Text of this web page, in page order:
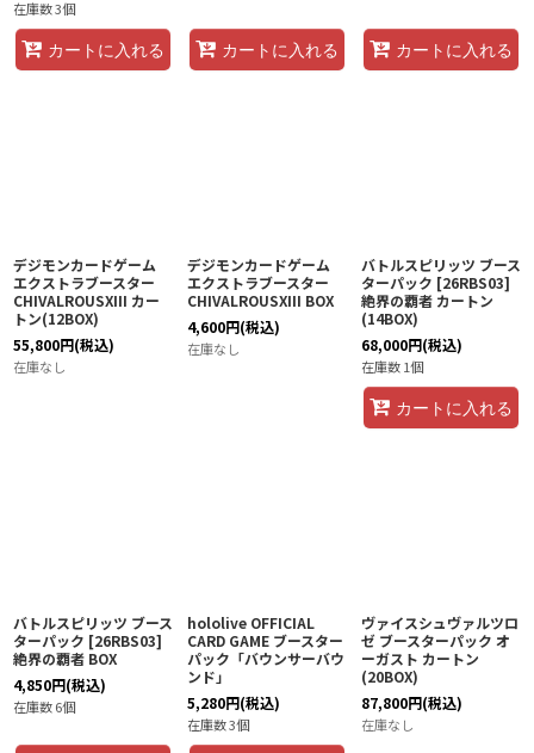
在庫数 3個
カートに入れる カートに入れる カートに入れる
デジモンカードゲーム
エクストラブースター
CHIVALROUSXIII カー
トン(12BOX)
55,800円(税込)
在庫なし
デジモンカードゲーム
エクストラブースター
CHIVALROUSXIII BOX
4,600円(税込)
在庫なし
バトルスピリッツ ブース
ターパック [26RBS03]
絶界の覇者 カートン
(14BOX)
68,000円(税込)
在庫数 1個
カートに入れる
バトルスピリッツ ブース
ターパック [26RBS03]
絶界の覇者 BOX
4,850円(税込)
在庫数 6個
hololive OFFICIAL
CARD GAME ブースター
パック「バウンサーバウ
ンド」
5,280円(税込)
在庫数 3個
ヴァイスシュヴァルツロ
ゼ ブースターパック オ
ーガスト カートン
(20BOX)
87,800円(税込)
在庫なし